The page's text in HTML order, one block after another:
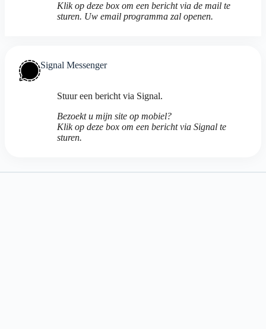
Klik op deze box om een bericht via de mail te
sturen. Uw email programma zal openen.
Signal Messenger
Stuur een bericht via Signal.
Bezoekt u mijn site op mobiel?
Klik op deze box om een bericht via Signal te
sturen.